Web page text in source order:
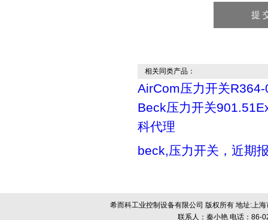
相关同类产品：
AirCom压力开关
Beck压力开关
科代理
beck,压力开关，近期
希而科工业控制设备有限公司 版权所有 地址:上
联系人：秦小艳 电话：86-